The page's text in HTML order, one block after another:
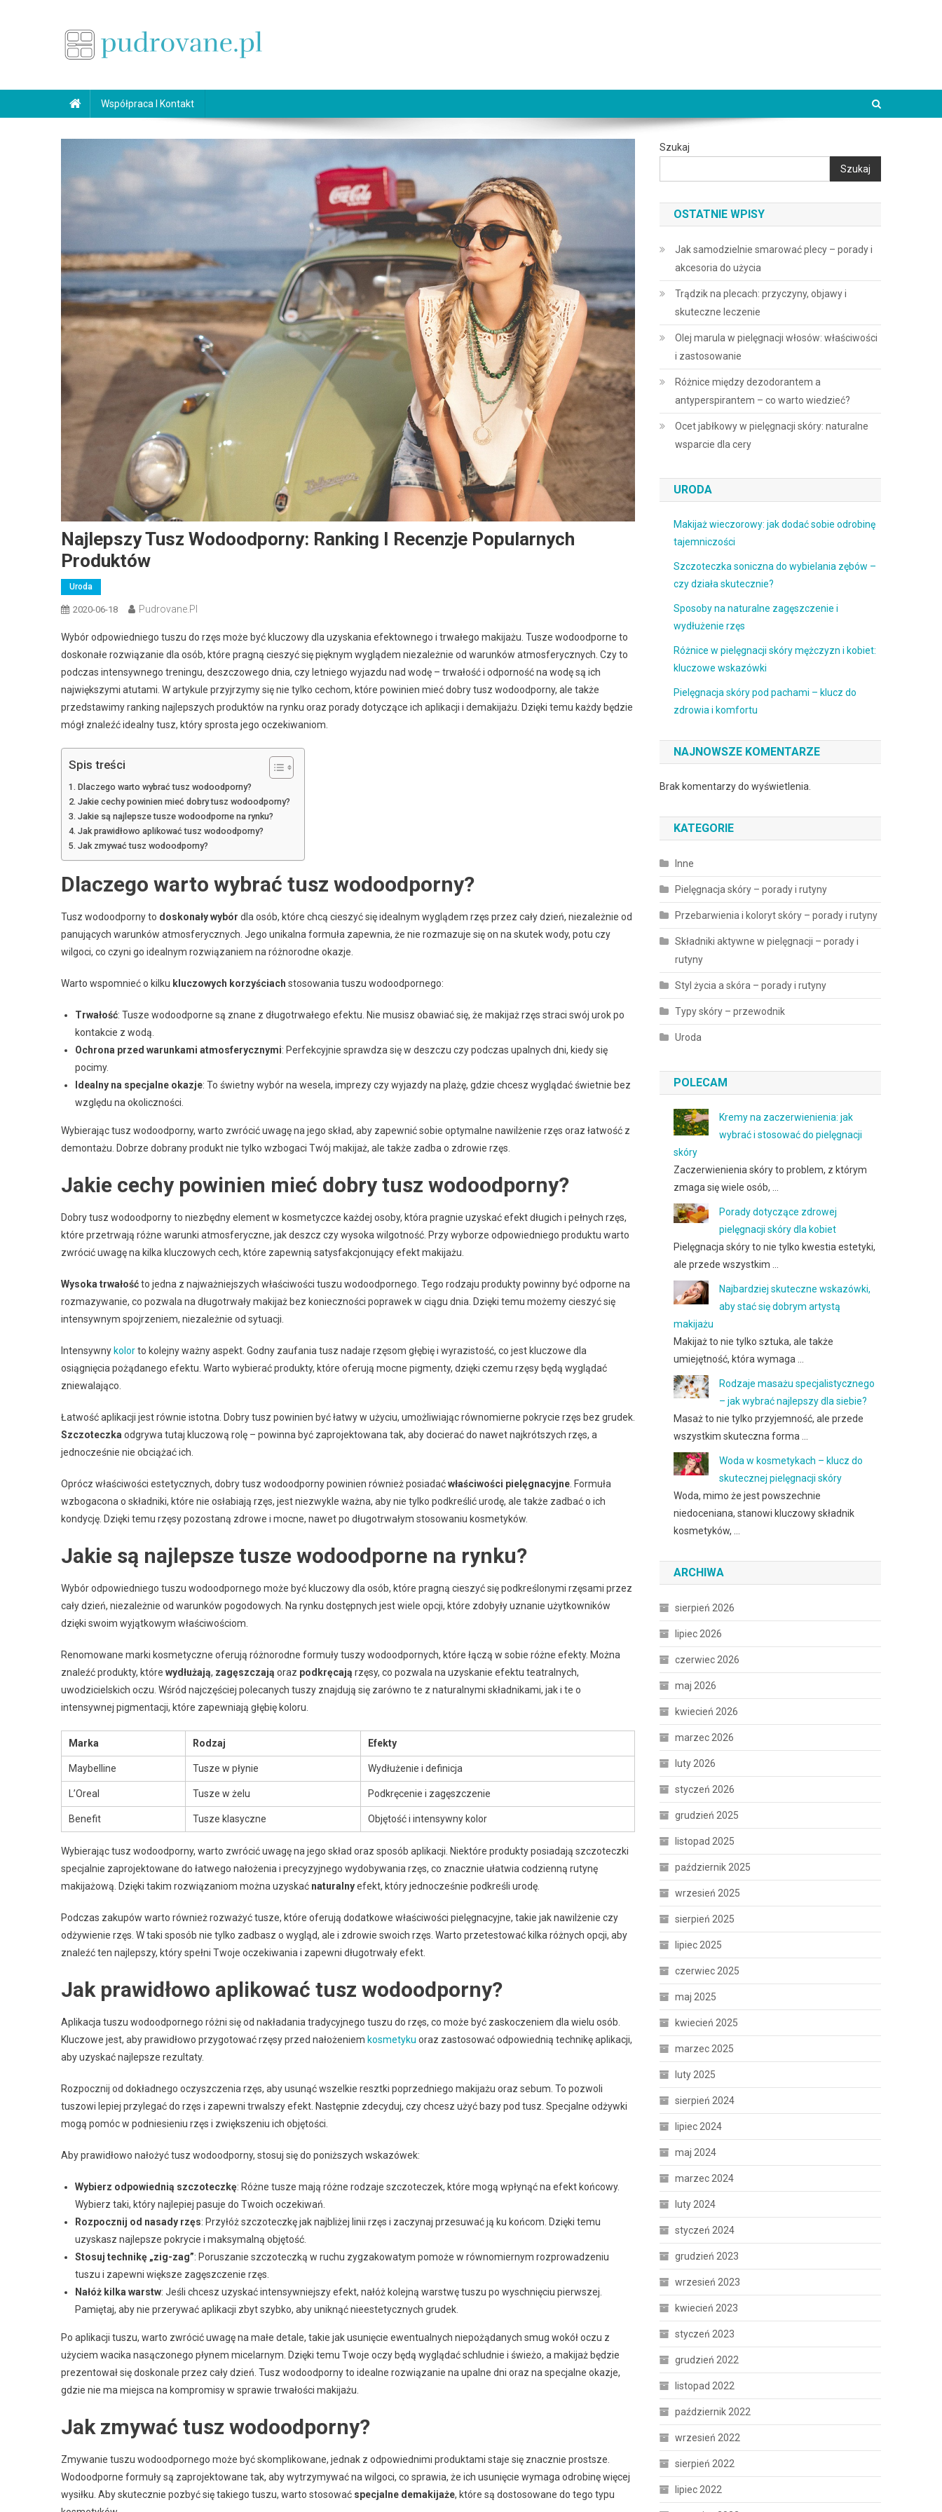
Współpraca I Kontakt
Najlepszy Tusz Wodoodporny: Ranking I Recenzje Popularnych
Produktów
Uroda
2020-06-18 Pudrovane.pl
Wybór odpowiedniego tuszu do rzęs może być kluczowy dla uzyskania efektownego i trwałego makijażu. Tusze wodoodporne to
doskonałe rozwiązanie dla osób, które pragną cieszyć się pięknym wyglądem niezależnie od warunków atmosferycznych. Czy to
podczas intensywnego treningu, deszczowego dnia, czy letniego wyjazdu nad wodę – trwałość i odporność na wodę są ich
największymi atutami. W artykule przyjrzymy się nie tylko cechom, które powinien mieć dobry tusz wodoodporny, ale także
przedstawimy ranking najlepszych produktów na rynku oraz porady dotyczące ich aplikacji i demakijażu. Dzięki temu każdy będzie
mógł znaleźć idealny tusz, który sprosta jego oczekiwaniom.
Spis treści
Dlaczego warto wybrać tusz wodoodporny?
Jakie cechy powinien mieć dobry tusz wodoodporny?
Jakie są najlepsze tusze wodoodporne na rynku?
Jak prawidłowo aplikować tusz wodoodporny?
Jak zmywać tusz wodoodporny?
Dlaczego warto wybrać tusz wodoodporny?
Tusz wodoodporny to doskonały wybór dla osób, które chcą cieszyć się idealnym wyglądem rzęs przez cały dzień, niezależnie od
panujących warunków atmosferycznych. Jego unikalna formuła zapewnia, że nie rozmazuje się on na skutek wody, potu czy
wilgoci, co czyni go idealnym rozwiązaniem na różnorodne okazje.
Warto wspomnieć o kilku kluczowych korzyściach stosowania tuszu wodoodpornego:
Trwałość: Tusze wodoodporne są znane z długotrwałego efektu. Nie musisz obawiać się, że makijaż rzęs straci swój urok po
kontakcie z wodą.
Ochrona przed warunkami atmosferycznymi: Perfekcyjnie sprawdza się w deszczu czy podczas upalnych dni, kiedy się
pocimy.
Idealny na specjalne okazje: To świetny wybór na wesela, imprezy czy wyjazdy na plażę, gdzie chcesz wyglądać świetnie bez
względu na okoliczności.
Wybierając tusz wodoodporny, warto zwrócić uwagę na jego skład, aby zapewnić sobie optymalne nawilżenie rzęs oraz łatwość z
demontażu. Dobrze dobrany produkt nie tylko wzbogaci Twój makijaż, ale także zadba o zdrowie rzęs.
Jakie cechy powinien mieć dobry tusz wodoodporny?
Dobry tusz wodoodporny to niezbędny element w kosmetyczce każdej osoby, która pragnie uzyskać efekt długich i pełnych rzęs,
które przetrwają różne warunki atmosferyczne, jak deszcz czy wysoka wilgotność. Przy wyborze odpowiedniego produktu warto
zwrócić uwagę na kilka kluczowych cech, które zapewnią satysfakcjonujący efekt makijażu.
Wysoka trwałośćto jedna z najważniejszych właściwości tuszu wodoodpornego. Tego rodzaju produkty powinny być odporne na
rozmazywanie, co pozwala na długotrwały makijaż bez konieczności poprawek w ciągu dnia. Dzięki temu możemy cieszyć się
intensywnym spojrzeniem, niezależnie od sytuacji.
Intensywny kolorto kolejny ważny aspekt. Godny zaufania tusz nadaje rzęsom głębię i wyrazistość, co jest kluczowe dla
osiągnięcia pożądanego efektu. Warto wybierać produkty, które oferują mocne pigmenty, dzięki czemu rzęsy będą wyglądać
zniewalająco.
Łatwość aplikacji jest równie istotna. Dobry tusz powinien być łatwy w użyciu, umożliwiając równomierne pokrycie rzęs bez grudek.
Szczoteczkaodgrywa tutaj kluczową rolę – powinna być zaprojektowana tak, aby docierać do nawet najkrótszych rzęs, a
jednocześnie nie obciążać ich.
Oprócz właściwości estetycznych, dobry tusz wodoodporny powinien również posiadaćwłaściwości pielęgnacyjne. Formuła
wzbogacona o składniki, które nie osłabiają rzęs, jest niezwykle ważna, aby nie tylko podkreślić urodę, ale także zadbać o ich
kondycję. Dzięki temu rzęsy pozostaną zdrowe i mocne, nawet po długotrwałym stosowaniu kosmetyków.
Jakie są najlepsze tusze wodoodporne na rynku?
Wybór odpowiedniego tuszu wodoodpornego może być kluczowy dla osób, które pragną cieszyć się podkreślonymi rzęsami przez
cały dzień, niezależnie od warunków pogodowych. Na rynku dostępnych jest wiele opcji, które zdobyły uznanie użytkowników
dzięki swoim wyjątkowym właściwościom.
Renomowane marki kosmetyczne oferują różnorodne formuły tuszy wodoodpornych, które łączą w sobie różne efekty. Można
znaleźć produkty, które wydłużają, zagęszczają oraz podkręcają rzęsy, co pozwala na uzyskanie efektu teatralnych,
uwodzicielskich oczu. Wśród najczęściej polecanych tuszy znajdują się zarówno te z naturalnymi składnikami, jak i te o
intensywnej pigmentacji, które zapewniają głębię koloru.
Marka Rodzaj Efekty
Maybelline Tusze w płynie Wydłużenie i definicja
L’Oreal Tusze w żelu Podkręcenie i zagęszczenie
Benefit Tusze klasyczne Objętość i intensywny kolor
Wybierając tusz wodoodporny, warto zwrócić uwagę na jego skład oraz sposób aplikacji. Niektóre produkty posiadają szczoteczki
specjalnie zaprojektowane do łatwego nałożenia i precyzyjnego wydobywania rzęs, co znacznie ułatwia codzienną rutynę
makijażową. Dzięki takim rozwiązaniom można uzyskać naturalnyefekt, który jednocześnie podkreśli urodę.
Podczas zakupów warto również rozważyć tusze, które oferują dodatkowe właściwości pielęgnacyjne, takie jak nawilżenie czy
odżywienie rzęs. W taki sposób nie tylko zadbasz o wygląd, ale i zdrowie swoich rzęs. Warto przetestować kilka różnych opcji, aby
znaleźć ten najlepszy, który spełni Twoje oczekiwania i zapewni długotrwały efekt.
Jak prawidłowo aplikować tusz wodoodporny?
Aplikacja tuszu wodoodpornego różni się od nakładania tradycyjnego tuszu do rzęs, co może być zaskoczeniem dla wielu osób.
Kluczowe jest, aby prawidłowo przygotować rzęsy przed nałożeniem kosmetyku oraz zastosować odpowiednią technikę aplikacji,
aby uzyskać najlepsze rezultaty.
Rozpocznij od dokładnego oczyszczenia rzęs, aby usunąć wszelkie resztki poprzedniego makijażu oraz sebum. To pozwoli
tuszowi lepiej przylegać do rzęs i zapewni trwalszy efekt. Następnie zdecyduj, czy chcesz użyć bazy pod tusz. Specjalne odżywki
mogą pomóc w podniesieniu rzęs i zwiększeniu ich objętości.
Aby prawidłowo nałożyć tusz wodoodporny, stosuj się do poniższych wskazówek:
Wybierz odpowiednią szczoteczkę: Różne tusze mają różne rodzaje szczoteczek, które mogą wpłynąć na efekt końcowy.
Wybierz taki, który najlepiej pasuje do Twoich oczekiwań.
Rozpocznij od nasady rzęs: Przyłóż szczoteczkę jak najbliżej linii rzęs i zaczynaj przesuwać ją ku końcom. Dzięki temu
uzyskasz najlepsze pokrycie i maksymalną objętość.
Stosuj technikę „zig-zag”: Poruszanie szczoteczką w ruchu zygzakowatym pomoże w równomiernym rozprowadzeniu
tuszu i zapewni większe zagęszczenie rzęs.
Nałóż kilka warstw: Jeśli chcesz uzyskać intensywniejszy efekt, nałóż kolejną warstwę tuszu po wyschnięciu pierwszej.
Pamiętaj, aby nie przerywać aplikacji zbyt szybko, aby uniknąć nieestetycznych grudek.
Po aplikacji tuszu, warto zwrócić uwagę na małe detale, takie jak usunięcie ewentualnych niepożądanych smug wokół oczu z
użyciem wacika nasączonego płynem micelarnym. Dzięki temu Twoje oczy będą wyglądać schludnie i świeżo, a makijaż będzie
prezentował się doskonale przez cały dzień. Tusz wodoodporny to idealne rozwiązanie na upalne dni oraz na specjalne okazje,
gdzie nie ma miejsca na kompromisy w sprawie trwałości makijażu.
Jak zmywać tusz wodoodporny?
Zmywanie tuszu wodoodpornego może być skomplikowane, jednak z odpowiednimi produktami staje się znacznie prostsze.
Wodoodporne formuły są zaprojektowane tak, aby wytrzymywać na wilgoci, co sprawia, że ich usunięcie wymaga odrobinę więcej
wysiłku. Aby skutecznie pozbyć się takiego tuszu, warto stosować specjalne demakijaże, które są dostosowane do tego typu
Szukaj
Szukaj
OSTATNIE WPISY
Jak samodzielnie smarować plecy – porady i
akcesoria do użycia
Trądzik na plecach: przyczyny, objawy i
skuteczne leczenie
Olej marula w pielęgnacji włosów: właściwości
i zastosowanie
Różnice między dezodorantem a
antyperspirantem – co warto wiedzieć?
Ocet jabłkowy w pielęgnacji skóry: naturalne
wsparcie dla cery
URODA
Makijaż wieczorowy: jak dodać sobie odrobinę
tajemniczości
Szczoteczka soniczna do wybielania zębów –
czy działa skutecznie?
Sposoby na naturalne zagęszczenie i
wydłużenie rzęs
Różnice w pielęgnacji skóry mężczyzn i kobiet:
kluczowe wskazówki
Pielęgnacja skóry pod pachami – klucz do
zdrowia i komfortu
NAJNOWSZE KOMENTARZE
Brak komentarzy do wyświetlenia.
KATEGORIE
Inne
Pielęgnacja skóry – porady i rutyny
Przebarwienia i koloryt skóry – porady i rutyny
Składniki aktywne w pielęgnacji – porady i
rutyny
Styl życia a skóra – porady i rutyny
Typy skóry – przewodnik
Uroda
POLECAM
Kremy na zaczerwienienia: jak
wybrać i stosować do pielęgnacji
skóry
Zaczerwienienia skóry to problem, z którym
zmaga się wiele osób, …
Porady dotyczące zdrowej
pielęgnacji skóry dla kobiet
Pielęgnacja skóry to nie tylko kwestia estetyki,
ale przede wszystkim …
Najbardziej skuteczne wskazówki,
aby stać się dobrym artystą
makijażu
Makijaż to nie tylko sztuka, ale także
umiejętność, która wymaga …
Rodzaje masażu specjalistycznego
– jak wybrać najlepszy dla siebie?
Masaż to nie tylko przyjemność, ale przede
wszystkim skuteczna forma …
Woda w kosmetykach – klucz do
skutecznej pielęgnacji skóry
Woda, mimo że jest powszechnie
niedoceniana, stanowi kluczowy składnik
kosmetyków, …
ARCHIWA
sierpień 2026
lipiec 2026
czerwiec 2026
maj 2026
kwiecień 2026
marzec 2026
luty 2026
styczeń 2026
grudzień 2025
listopad 2025
październik 2025
wrzesień 2025
sierpień 2025
lipiec 2025
czerwiec 2025
maj 2025
kwiecień 2025
marzec 2025
luty 2025
sierpień 2024
lipiec 2024
maj 2024
marzec 2024
luty 2024
styczeń 2024
grudzień 2023
wrzesień 2023
kwiecień 2023
styczeń 2023
grudzień 2022
listopad 2022
październik 2022
wrzesień 2022
sierpień 2022
lipiec 2022